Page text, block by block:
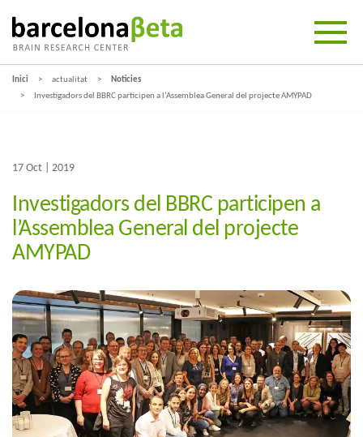
Inici actualitat
Noticies
Investigadors del BBRC participen a l’Assemblea General del projecte AMYPAD
17 Oct | 2019
Investigadors del BBRC participen a
l’Assemblea General del projecte
AMYPAD